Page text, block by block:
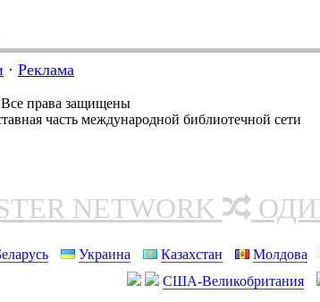
· Реклама
права защищены
часть международной библиотечной сети
NETWORK
Украина Казахстан Молдова
США-Великобритания